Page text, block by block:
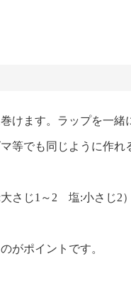
けます。ラップを一緒
等でも同じように作れ
さじ1～2 塩:小さじ2
がポイントです。